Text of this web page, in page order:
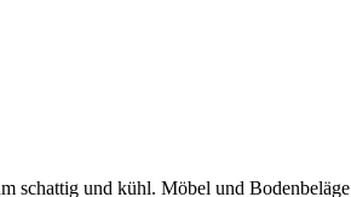
schattig und kühl. Möbel und